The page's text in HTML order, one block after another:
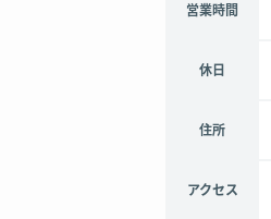
営業時間
休日
住所
アクセス